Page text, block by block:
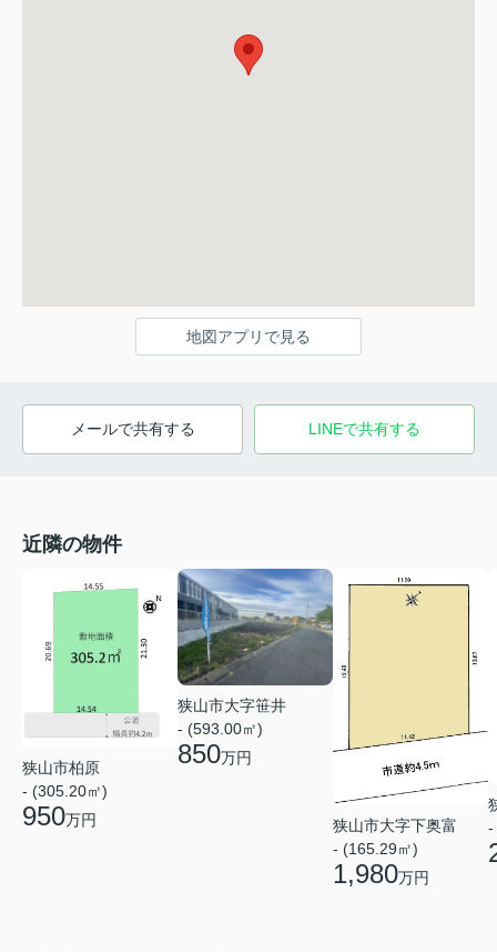
地図アプリで見る
メールで共有する LINEで共有する
近隣の物件
狭山市柏原
- (305.20㎡)
950万円
狭山市大字笹井
- (593.00㎡)
850万円
狭山市大字下奥富
- (165.29㎡)
1,980万円
-